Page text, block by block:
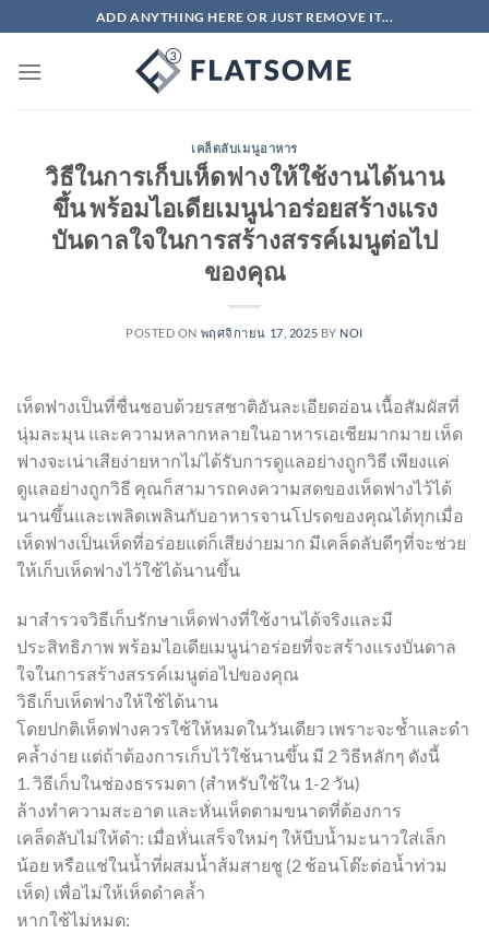
ไป
ADD ANYTHING HERE OR JUST REMOVE IT...
เคล็ดลับเมนูอาหาร
วิธีในการเก็บเห็ดฟางให้ใช้งานได้นาน
ขึ้น พร้อมไอเดียเมนูน่าอร่อยสร้างแรง
บันดาลใจในการสร้างสรรค์เมนูต่อไป
ของคุณ
POSTED ON พฤศจิกายน 17, 2025 BY NOI
เห็ดฟางเป็นที่ชื่นชอบด้วยรสชาติอันละเอียดอ่อน เนื้อสัมผัสที่
นุ่มละมุน และความหลากหลายในอาหารเอเชียมากมาย เห็ด
ฟางจะเน่าเสียง่ายหากไม่ได้รับการดูแลอย่างถูกวิธี เพียงแค่
ดูแลอย่างถูกวิธี คุณก็สามารถคงความสดของเห็ดฟางไว้ได้
นานขึ้นและเพลิดเพลินกับอาหารจานโปรดของคุณได้ทุกเมื่อ
เห็ดฟางเป็นเห็ดที่อร่อยแต่ก็เสียง่ายมาก มีเคล็ดลับดีๆที่จะช่วย
ให้เก็บเห็ดฟางไว้ใช้ได้นานขึ้น
มาสำรวจวิธีเก็บรักษาเห็ดฟางที่ใช้งานได้จริงและมี
ประสิทธิภาพ พร้อมไอเดียเมนูน่าอร่อยที่จะสร้างแรงบันดาล
ใจในการสร้างสรรค์เมนูต่อไปของคุณ
วิธีเก็บเห็ดฟางให้ใช้ได้นาน
โดยปกติเห็ดฟางควรใช้ให้หมดในวันเดียว เพราะจะช้ำและดำ
คล้ำง่าย แต่ถ้าต้องการเก็บไว้ใช้นานขึ้น มี 2 วิธีหลักๆ ดังนี้
1. วิธีเก็บในช่องธรรมดา (สำหรับใช้ใน 1-2 วัน)
ล้างทำความสะอาด และหั่นเห็ดตามขนาดที่ต้องการ
เคล็ดลับไม่ให้ดำ: เมื่อหั่นเสร็จใหม่ๆ ให้บีบน้ำมะนาวใส่เล็ก
น้อย หรือแช่ในน้ำที่ผสมน้ำส้มสายชู (2 ช้อนโต๊ะต่อน้ำท่วม
เห็ด) เพื่อไม่ให้เห็ดดำคล้ำ
หากใช้ไม่หมด: